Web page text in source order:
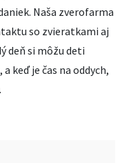
Naša zverofarma
so zvieratkami aj
deň si môžu deti
, a keď je čas na oddych,
.